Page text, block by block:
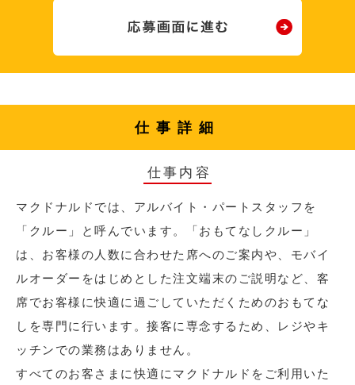
仕事詳細
仕事内容
マクドナルドでは、アルバイト・パートスタッフを
「クルー」と呼んでいます。「おもてなしクルー」
は、お客様の人数に合わせた席へのご案内や、モバイ
ルオーダーをはじめとした注文端末のご説明など、客
席でお客様に快適に過ごしていただくためのおもてな
しを専門に行います。接客に専念するため、レジやキ
ッチンでの業務はありません。
すべてのお客さまに快適にマクドナルドをご利用いた